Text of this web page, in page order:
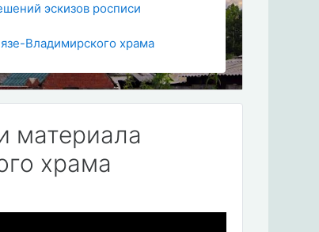
эскизов росписи
Владимирского храма
материала
храма